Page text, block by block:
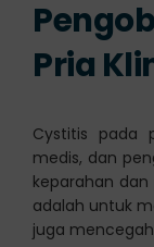
Pria
Cystitis pada
medis, dan
keparahan
adalah untuk
juga